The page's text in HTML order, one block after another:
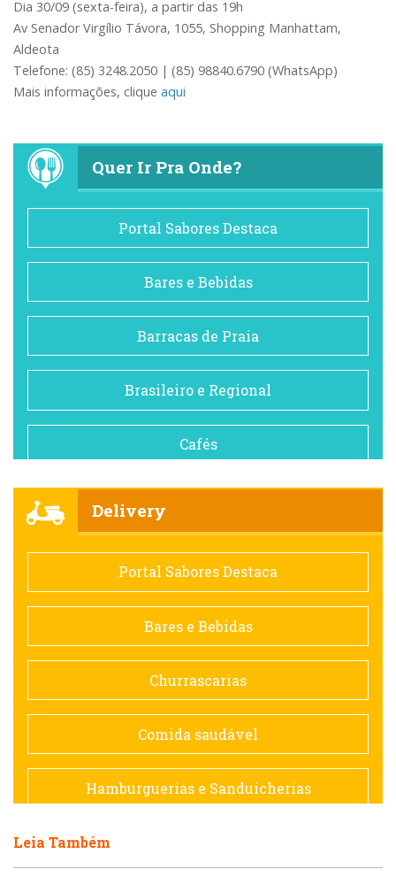
Dia 30/09 (sexta-feira), a partir das 19h
Av Senador Virgílio Távora, 1055, Shopping Manhattam,
Aldeota
Telefone: (85) 3248.2050 | (85) 98840.6790 (WhatsApp)
Mais informações, clique aqui
Quer Ir Pra Onde?
Portal Sabores Destaca
Bares e Bebidas
Barracas de Praia
Brasileiro e Regional
Cafés
Comida saudável
Contemporânea
Doceria
Espanhola
Francesa
Delivery
Portal Sabores Destaca
Bares e Bebidas
Churrascarias
Comida saudável
Hamburguerias e Sanduicherias
Leia Também